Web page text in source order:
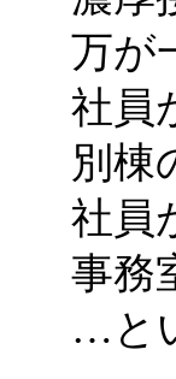
万が
社員
別棟
社員
事務
…と